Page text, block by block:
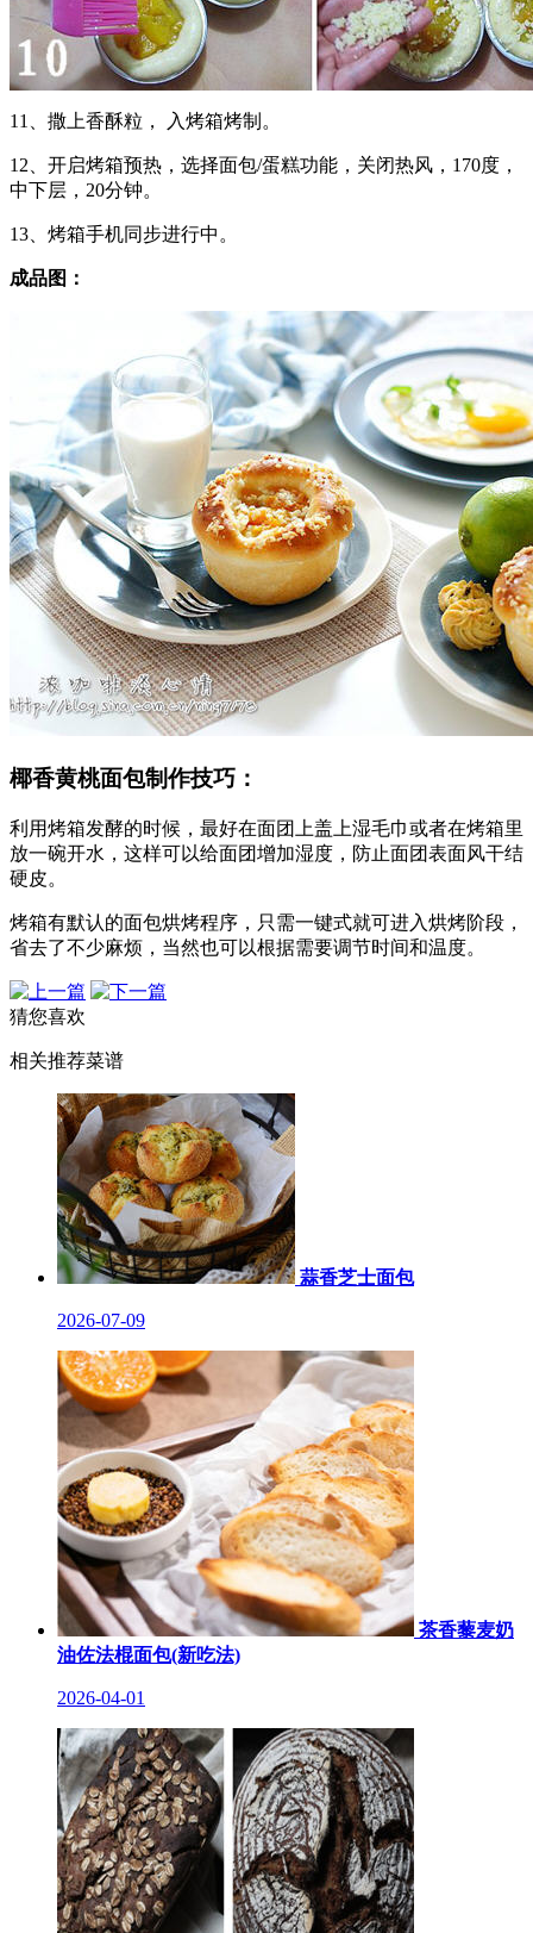
11、撒上香酥粒， 入烤箱烤制。
12、开启烤箱预热，选择面包/蛋糕功能，关闭热风，170度，
中下层，20分钟。
13、烤箱手机同步进行中。
成品图：
椰香黄桃面包制作技巧：
利用烤箱发酵的时候，最好在面团上盖上湿毛巾或者在烤箱里
放一碗开水，这样可以给面团增加湿度，防止面团表面风干结
硬皮。
烤箱有默认的面包烘烤程序，只需一键式就可进入烘烤阶段，
省去了不少麻烦，当然也可以根据需要调节时间和温度。
猜您喜欢
相关推荐菜谱
蒜香芝士面包
2026-07-09
茶香藜麦奶
油佐法棍面包(新吃法)
2026-04-01